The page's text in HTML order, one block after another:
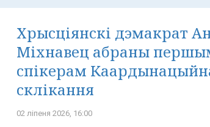
Хрысціянскі дэмакрат
Міхнавец абраны
спікерам
склікання
02 ліпеня 2026, 16:00